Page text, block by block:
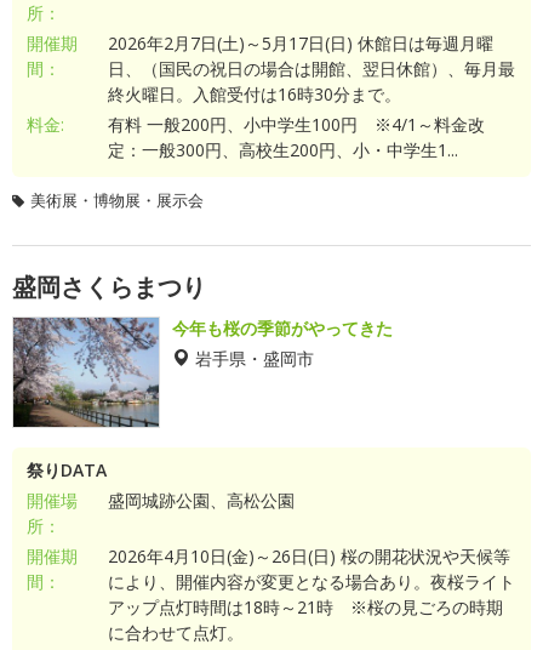
所：
開催期
間：
2026年2月7日(土)～5月17日(日) 休館日は毎週月曜
日、（国民の祝日の場合は開館、翌日休館）、毎月最
終火曜日。入館受付は16時30分まで。
料金:
有料 一般200円、小中学生100円 ※4/1～料金改
定：一般300円、高校生200円、小・中学生1...
美術展・博物展・展示会
盛岡さくらまつり
今年も桜の季節がやってきた
岩手県・盛岡市
祭りDATA
開催場
所：
盛岡城跡公園、高松公園
開催期
間：
2026年4月10日(金)～26日(日) 桜の開花状況や天候等
により、開催内容が変更となる場合あり。夜桜ライト
アップ点灯時間は18時～21時 ※桜の見ごろの時期
に合わせて点灯。